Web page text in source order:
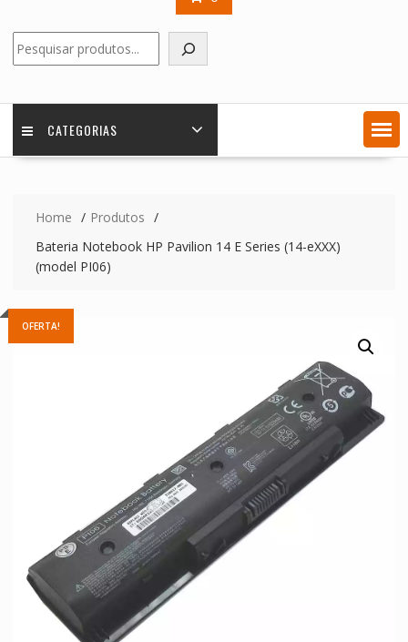
CATEGORIAS
Home
Produtos
Bateria Notebook HP Pavilion 14 E Series (14-eXXX)
(model PI06)
OFERTA!